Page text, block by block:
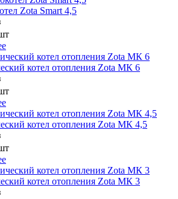
Zota Smart 4,5
котел отопления Zota МК 6
котел отопления Zota МК 4,5
котел отопления Zota МК 3